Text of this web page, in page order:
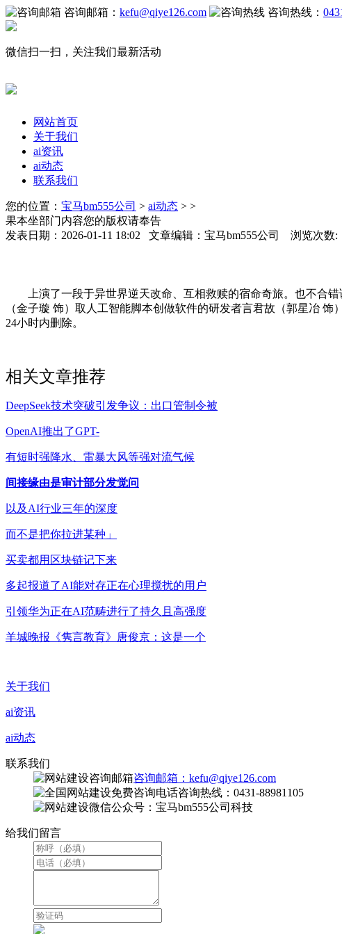
咨询邮箱： kefu@qiye126.com 咨询热线：
微信扫一扫，关注我们最新活动
网站首页
关于我们
ai资讯
ai动态
联系我们
您的位置： 宝马bm555公司 > ai动态 > >
果本坐部门内容您的版权请奉告
发表日期：2026-01-11 18:02 文章编辑：宝马bm555公司 浏览次数:
上演了一段于异世界逆天改命、互相救赎的宿命奇旅。也不合错
（金子璇 饰）取人工智能脚本创做软件的研发者言君故（郭星冶
24小时内删除。
相关文章推荐
DeepSeek技术突破引发争议：出口管制令被
OpenAI推出了GPT-
有短时强降水、雷暴大风等强对流气候
间接缘由是审计部分发觉问
以及AI行业三年的深度
而不是把你拉进某种」
买卖都用区块链记下来
多起报道了AI能对存正在心理搅扰的用户
引领华为正在AI范畴进行了持久且高强度
羊城晚报《隽言教育》唐俊京：这是一个
关于我们
ai资讯
ai动态
联系我们
咨询邮箱：kefu@qiye126.com
咨询热线：0431-88981105
微信公众号：宝马bm555公司科技
给我们留言